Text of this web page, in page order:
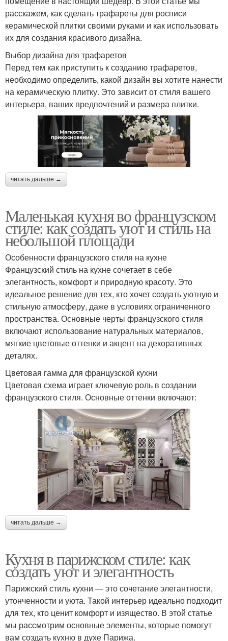
расскажем, как сделать трафареты для росписи
керамической плитки своими руками и как использовать
их для создания красивого дизайна.
Выбор дизайна для трафаретов
Перед тем как приступить к созданию трафаретов,
необходимо определить, какой дизайн вы хотите нанести
на керамическую плитку. Это зависит от стиля вашего
интерьера, ваших предпочтений и размера плитки.
читать дальше →
Маленькая кухня во французском
стиле: как создать уют и стиль на
небольшой площади
Особенности французского стиля на кухне
Французский стиль на кухне сочетает в себе
элегантность, комфорт и природную красоту. Это
идеальное решение для тех, кто хочет создать уютную и
стильную атмосферу, даже в условиях ограниченного
пространства. Основные черты французского стиля
включают использование натуральных материалов,
мягкие цветовые оттенки и акцент на декоративных
деталях.
Цветовая гамма для французской кухни
Цветовая схема играет ключевую роль в создании
французского стиля. Основные оттенки включают:
читать дальше →
Кухня в парижском стиле: как
создать уют и элегантность
Парижский стиль кухни — это сочетание элегантности,
утонченности и уюта. Такой интерьер идеально подходит
для тех, кто ценит комфорт и изящество. В этой статье
мы рассмотрим основные элементы, которые помогут
вам создать кухню в духе Парижа.